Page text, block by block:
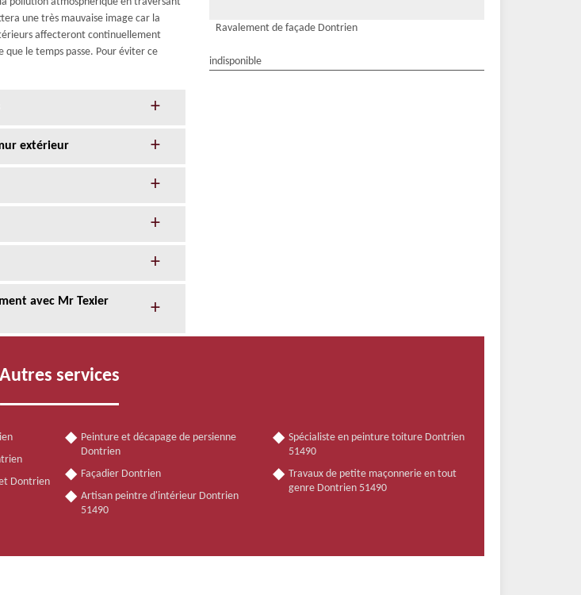
une très mauvaise image car la
affecteront continuellement
que le temps passe. Pour éviter ce
extérieur
avec Mr Texier
Ravalement de façade Dontrien
indisponible
Autres services
Dontrien
Peinture et décapage de persienne
Dontrien
Façadier Dontrien
Artisan peintre d'intérieur Dontrien
51490
Spécialiste en peinture toiture Dontrien
51490
Travaux de petite maçonnerie en tout
genre Dontrien 51490